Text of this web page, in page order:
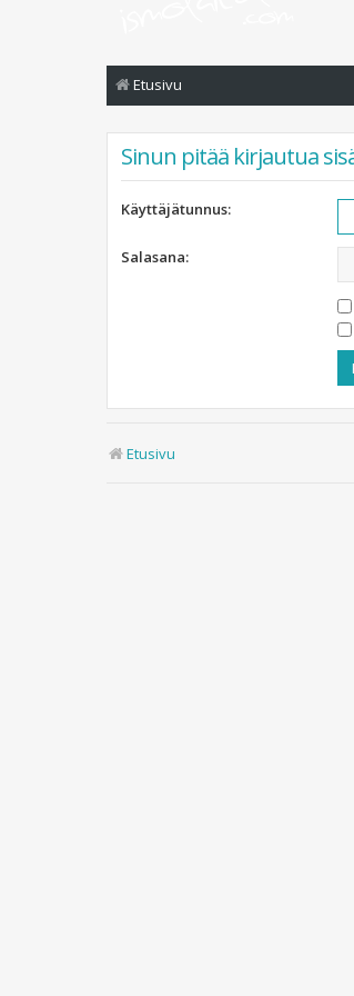
Etusivu
Sinun pitää kirjautua
Käyttäjätunnus:
Salasana:
Etusivu